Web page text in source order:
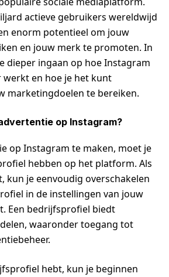
actieve gebruikers wereldwijd
enorm potentieel om jouw
en jouw merk te promoten. In
dieper ingaan op hoe Instagram
en hoe je het kunt
marketingdoelen te bereiken.
op Instagram?
op Instagram te maken, moet je
hebben op het platform. Als
kun je eenvoudig overschakelen
in de instellingen van jouw
Een bedrijfsprofiel biedt
waaronder toegang tot
hebt, kun je beginnen